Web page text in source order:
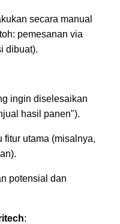
secara manual
pemesanan via
dibuat).
ingin diselesaikan
hasil panen").
fitur utama (misalnya,
potensial dan
: